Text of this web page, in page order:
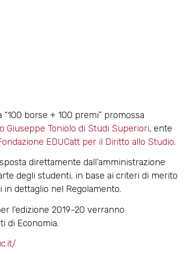
borse + 100 premi” promossa
Giuseppe Toniolo di Studi Superiori, ente
EDUCatt per il Diritto allo Studio.
direttamente dall’amministrazione
degli studenti, in base ai criteri di merito
dettaglio nel Regolamento.
l’edizione 2019-20 verranno
di Economia.